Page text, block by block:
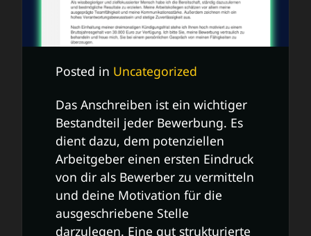
Posted in Uncategorized
Das Anschreiben ist ein wichtiger
Bestandteil jeder Bewerbung. Es
dient dazu, dem potenziellen
Arbeitgeber einen ersten Eindruck
von dir als Bewerber zu vermitteln
und deine Motivation für die
ausgeschriebene Stelle
darzulegen. Eine gut strukturierte